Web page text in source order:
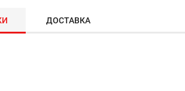
ДОСТАВКА